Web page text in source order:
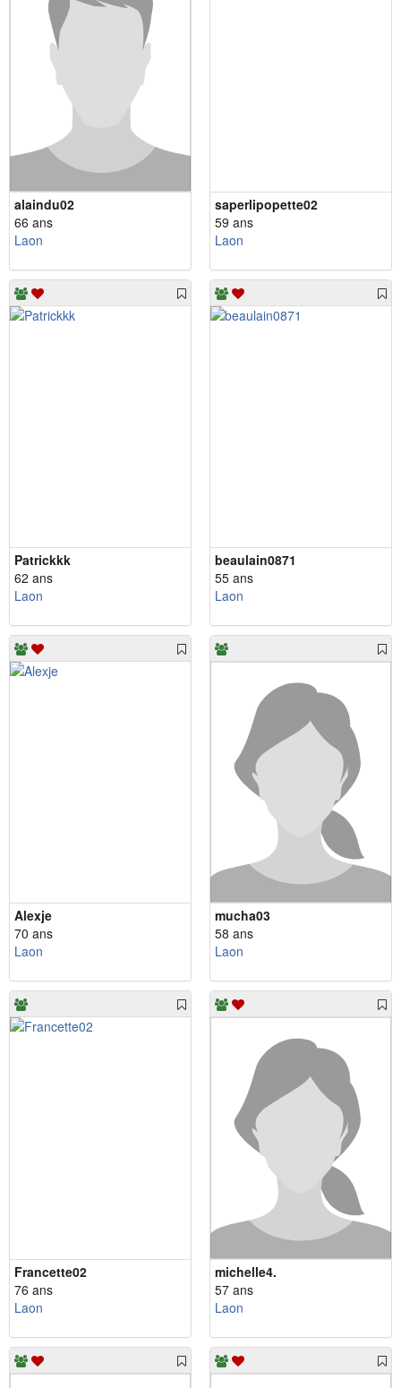
alaindu02
66 ans
Laon
saperlipopette02
59 ans
Laon
Patrickkk
62 ans
Laon
beaulain0871
55 ans
Laon
Alexje
70 ans
Laon
mucha03
58 ans
Laon
Francette02
76 ans
Laon
michelle4.
57 ans
Laon